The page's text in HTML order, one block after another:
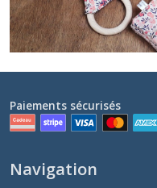
Paiements sécurisés
Navigation